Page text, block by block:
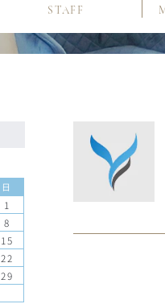
STAFF
日
1
8
15
22
29